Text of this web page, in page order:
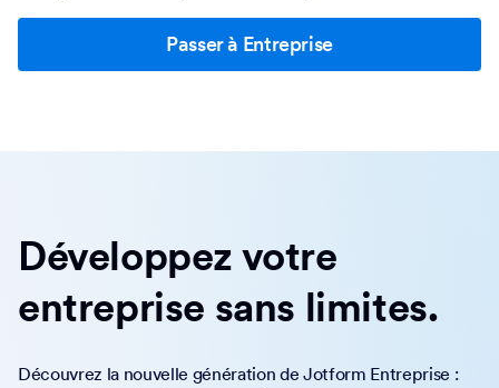
Passer à Entreprise
Développez votre
entreprise sans limites.
Découvrez la nouvelle génération de Jotform Entreprise :